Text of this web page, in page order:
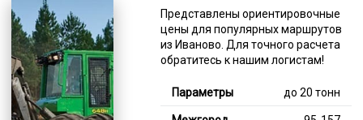
Представлены ориентировочные
цены для популярных маршрутов
из Иваново. Для точного расчета
обратитесь к нашим логистам!
до 20 тонн